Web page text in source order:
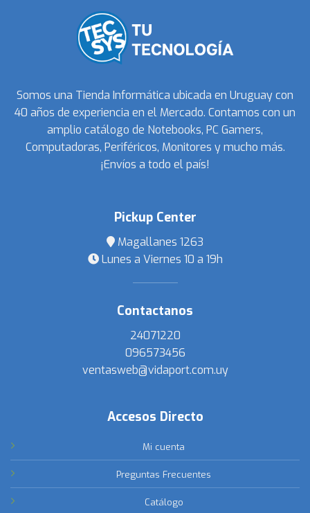
Somos una Tienda Informática ubicada en Uruguay con
40 años de experiencia en el Mercado. Contamos con un
amplio catálogo de Notebooks, PC Gamers,
Computadoras, Periféricos, Monitores y mucho más.
¡Envíos a todo el país!
Pickup Center
Magallanes 1263
Lunes a Viernes 10 a 19h
Contactanos
24071220
096573456
ventasweb@vidaport.com.uy
Accesos Directo
Mi cuenta
Preguntas Frecuentes
Catálogo